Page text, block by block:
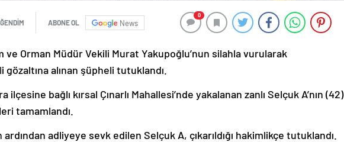
ABONE OL News
0
ve Orman Müdür Vekili Murat Yakupoğlu’nun silahla vurularak
alınan şüpheli tutuklandı.
ilçesine bağlı kırsal Çınarlı Mahallesi’nde yakalanan zanlı Selçuk A’nın (42)
tamamlandı.
adliyeye sevk edilen Selçuk A, çıkarıldığı hakimlikçe tutuklandı.